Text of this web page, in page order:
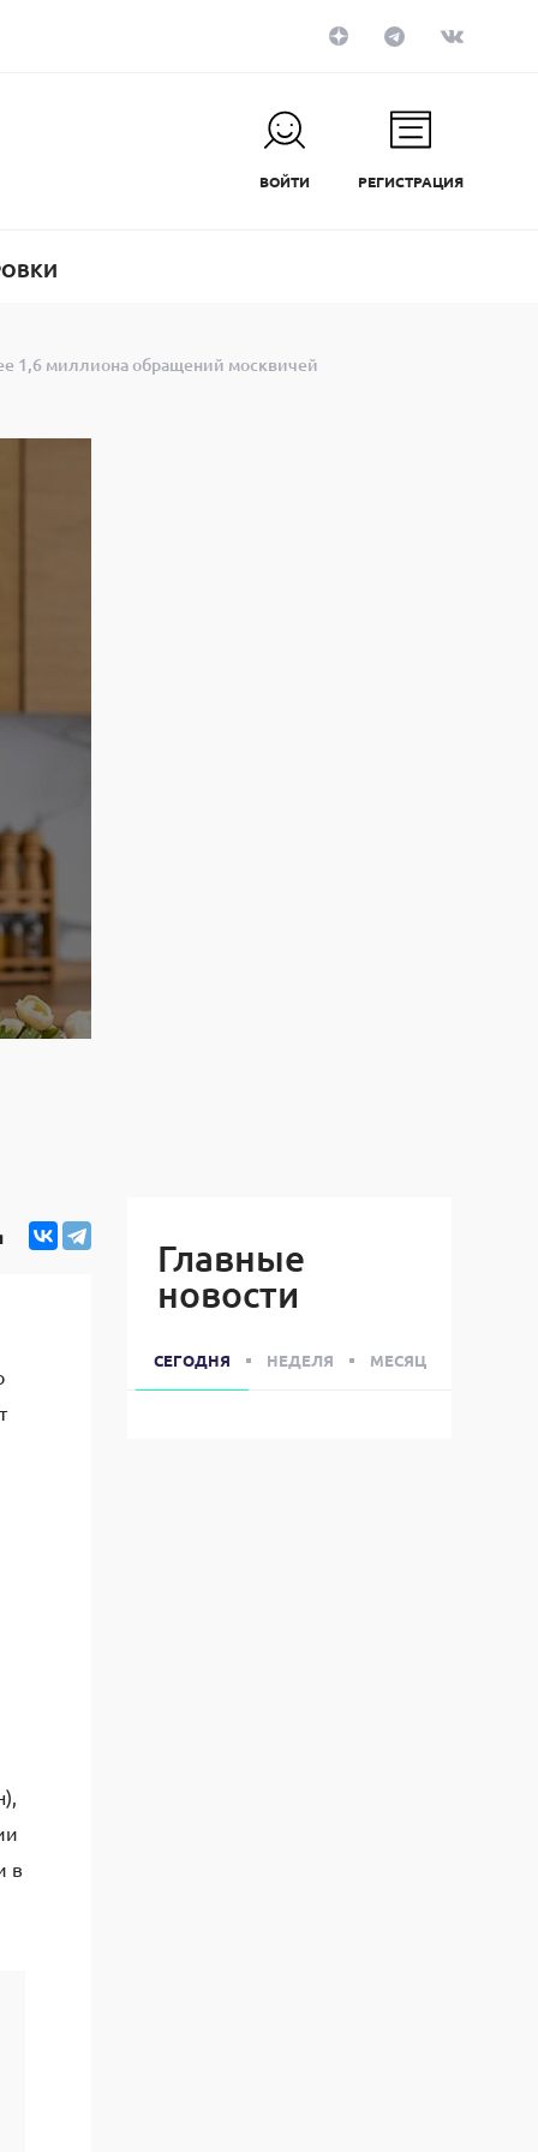
ВОЙТИ РЕГИСТРАЦИЯ
1,6 миллиона обращений москвичей
в
Главные
новости
СЕГОДНЯ НЕДЕЛЯ МЕСЯЦ